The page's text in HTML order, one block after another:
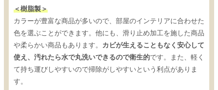
＜樹脂製＞
カラーが豊富な商品が多いので、部屋のインテリアに合わせた
色を選ぶことができます。他にも、滑り止め加工を施した商品
や柔らかい商品もあります。 カビが生えることもなく安心して
使え、汚れたら水で丸洗いできるので衛生的です。また、軽く
て持ち運びしやすいので掃除がしやすいという利点がありま
す。